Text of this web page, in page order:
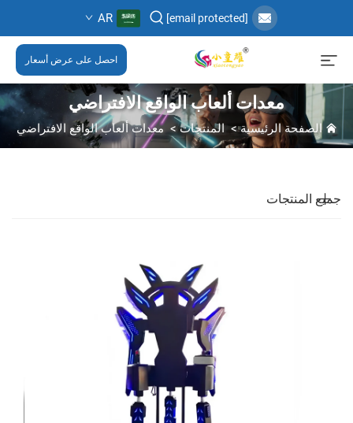
[email protected]
AR
احصل على عرض أسعار
معدات ألعاب الواقع الافتراضي
الصفحة الرئيسية>المنتجات>معدات ألعاب الواقع الافتراضي
جميع المنتجات